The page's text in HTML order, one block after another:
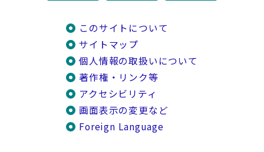
このサイトについて
サイトマップ
個人情報の取扱いについて
著作権・リンク等
アクセシビリティ
画面表示の変更など
Foreign Language